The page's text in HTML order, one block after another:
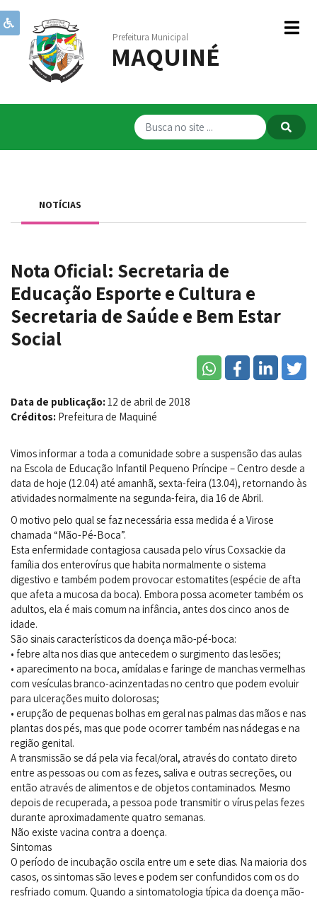
Prefeitura Municipal
MAQUINÉ
Institucional
Governo
Serviços
Servidores
NOTÍCIAS
Nota Oficial: Secretaria de
Educação Esporte e Cultura e
Secretaria de Saúde e Bem Estar
Social
Data de publicação: 12 de abril de 2018
Créditos: Prefeitura de Maquiné
Vimos informar a toda a comunidade sobre a suspensão das aulas
na Escola de Educação Infantil Pequeno Príncipe – Centro desde a
data de hoje (12.04) até amanhã, sexta-feira (13.04), retornando às
atividades normalmente na segunda-feira, dia 16 de Abril.
O motivo pelo qual se faz necessária essa medida é a Virose
chamada “Mão-Pé-Boca”.
Esta enfermidade contagiosa causada pelo vírus Coxsackie da
família dos enterovírus que habita normalmente o sistema
digestivo e também podem provocar estomatites (espécie de afta
que afeta a mucosa da boca). Embora possa acometer também os
adultos, ela é mais comum na infância, antes dos cinco anos de
idade.
São sinais característicos da doença mão-pé-boca:
• febre alta nos dias que antecedem o surgimento das lesões;
• aparecimento na boca, amídalas e faringe de manchas vermelhas
com vesículas branco-acinzentadas no centro que podem evoluir
para ulcerações muito dolorosas;
• erupção de pequenas bolhas em geral nas palmas das mãos e nas
plantas dos pés, mas que pode ocorrer também nas nádegas e na
região genital.
A transmissão se dá pela via fecal/oral, através do contato direto
entre as pessoas ou com as fezes, saliva e outras secreções, ou
então através de alimentos e de objetos contaminados. Mesmo
depois de recuperada, a pessoa pode transmitir o vírus pelas fezes
durante aproximadamente quatro semanas.
Não existe vacina contra a doença.
Sintomas
O período de incubação oscila entre um e sete dias. Na maioria dos
casos, os sintomas são leves e podem ser confundidos com os do
resfriado comum. Quando a sintomatologia típica da doença mão-